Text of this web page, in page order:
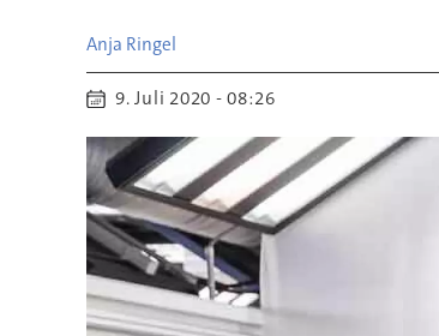
Anja Ringel
9. Juli 2020 - 08:26